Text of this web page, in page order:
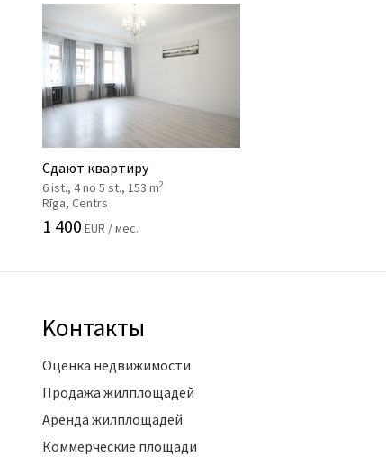
Сдают квартиру
6 ist., 4 no 5 st., 153 m2
Rīga, Centrs
1 400 EUR / мес.
Kонтакты
Оценка недвижимости
Продажа жилплощадей
Аренда жилплощадей
Коммерческие площади